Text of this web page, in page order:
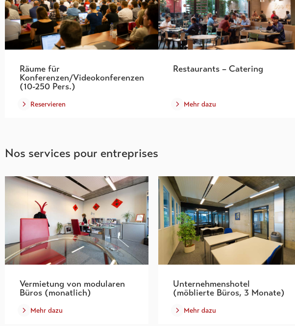
Räume für
Konferenzen/Videokonferenzen
(10-250 Pers.)
Reservieren
Restaurants – Catering
Mehr dazu
Nos services pour entreprises
Vermietung von modularen
Büros (monatlich)
Mehr dazu
Unternehmenshotel
(möblierte Büros, 3 Monate)
Mehr dazu